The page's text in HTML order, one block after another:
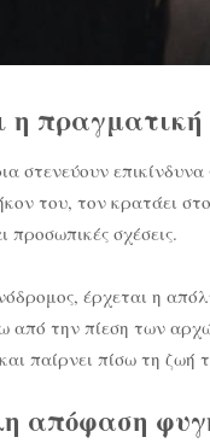
πραγματική
στενεύουν
του, τον κρατάει
προσωπικές σχέσεις.
έρχεται η
από την πίεση των
παίρνει πίσω τη ζωή
απόφαση